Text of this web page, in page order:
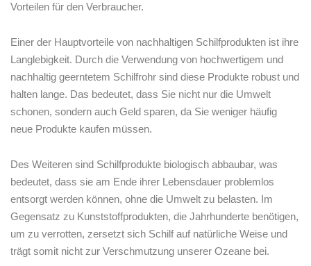
Vorteilen​ für den Verbraucher. ‌
Einer​ der Hauptvorteile von​ nachhaltigen Schilfprodukten ist⁤ ihre
Langlebigkeit. Durch die Verwendung ⁣von hochwertigem und
nachhaltig geerntetem Schilfrohr sind​ diese Produkte robust und
halten ‍lange. Das bedeutet, dass Sie nicht nur die⁤ Umwelt
schonen, sondern auch Geld sparen, da Sie​ weniger⁤ häufig
‍neue Produkte kaufen müssen.
Des Weiteren sind Schilfprodukte biologisch abbaubar, ⁤was
bedeutet, dass sie am Ende ihrer Lebensdauer ‍problemlos
entsorgt werden können, ohne die Umwelt zu belasten. ​Im
Gegensatz zu Kunststoffprodukten, die​ Jahrhunderte ⁤benötigen,
um ⁣zu verrotten, zersetzt sich Schilf auf⁢ natürliche ⁤Weise ⁢und
trägt somit nicht zur Verschmutzung unserer ⁤Ozeane bei.